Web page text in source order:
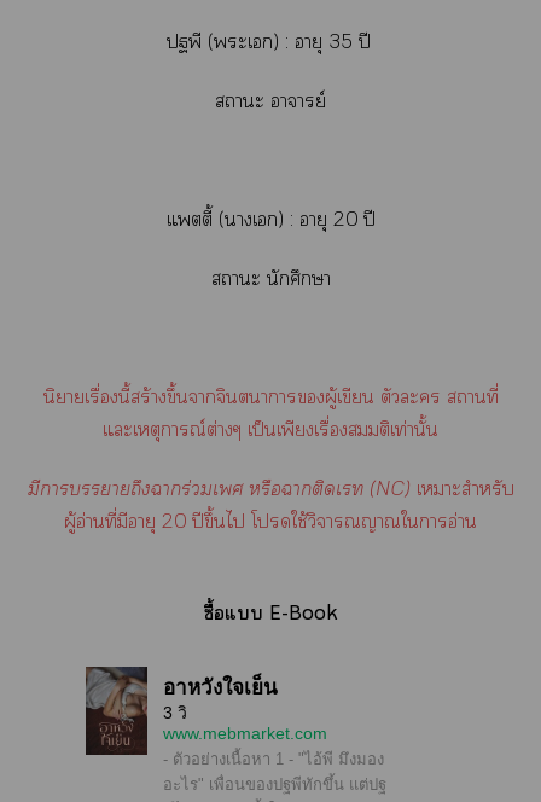
ปฐพี (ะเ) : อายุ 35 ปี
าะ อาจารย์
แตตี้ (าเ) : อายุ 20 ปี
าะ นักศึกษา
นิยายเรื่องนี้สร้างขึ้นาจินตนาการผู้เขียน ตัวะ สถานที่
แะเหตุการณ์ต่างๆ เป็นเพียงเรื่องสมมติเท่านั้น
มีาาถึงาร่วมเ หรือาติดเ (NC) เาะสำหรับ
ผู้อ่านที่มีอายุ 20 ปีขึ้นไ โใช้วิจารณญาณใาอ่าน
ซื้อแ E-Book